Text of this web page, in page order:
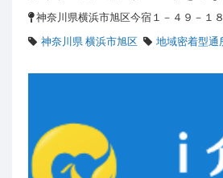
神奈川県横浜市旭区今宿１－４９－１
神奈川県 横浜市旭区
地域密着型通